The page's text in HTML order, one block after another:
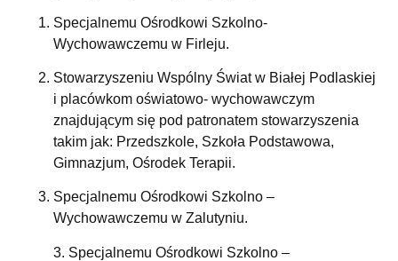
Specjalnemu Ośrodkowi Szkolno-
Wychowawczemu w Firleju.
Stowarzyszeniu Wspólny Świat w Białej Podlaskiej
i placówkom oświatowo- wychowawczym
znajdującym się pod patronatem stowarzyszenia
takim jak: Przedszkole, Szkoła Podstawowa,
Gimnazjum, Ośrodek Terapii.
Specjalnemu Ośrodkowi Szkolno –
Wychowawczemu w Zalutyniu.
3. Specjalnemu Ośrodkowi Szkolno –